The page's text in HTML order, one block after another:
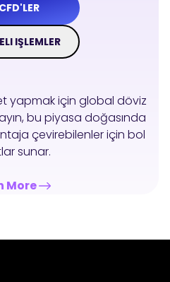
CFD'LER
IŞLEMLER
yapmak için global döviz
bu piyasa doğasında
çevirebilenler için bol
sunar.
More